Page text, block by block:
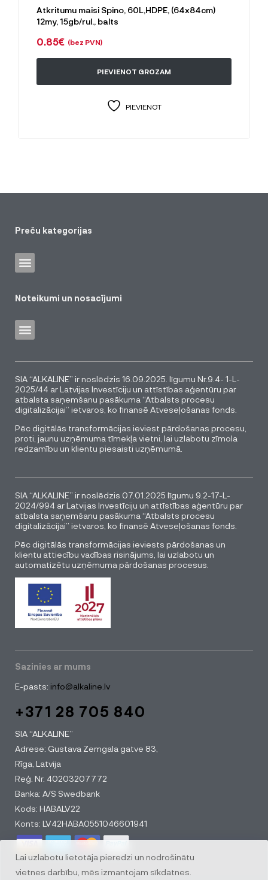
Atkritumu maisi Spino, 60L,HDPE, (64x84cm)
12my, 15gb/rul., balts
0.85€ (bez PVN)
PIEVIENOT GROZAM
PIEVIENOT
Lai uzlabotu lietotāja pieredzi un nodrošinātu
vietnes darbību, mēs izmantojam sīkdatnes.
Preču kategorijas
Noteikumi un nosacījumi
SIA “ALKALINE” ir noslēdzis 16.09.2025. līgumu Nr.9.4- 1-L-
2025/44 ar Latvijas Investīciju un attīstības aģentūru par
atbalsta saņemšanu pasākuma “Atbalsts procesu
digitalizācijai” ietvaros, ko finansē Atveseļošanas fonds.
Pēc digitālās transformācijas ieviest pārdošanas procesu,
proti, jaunu uzņēmuma tīmekļa vietni, lai uzlabotu zīmola
redzamību un klientu piesaisti uzņēmumā.
SIA “ALKALINE” ir noslēdzis 07.01.2025 līgumu 9.2-17-L-
2024/994 ar Latvijas Investīciju un attīstības aģentūru par
atbalsta saņemšanu pasākuma “Atbalsts procesu
digitalizācijai” ietvaros, ko finansē Atveseļošanas fonds.
Pēc digitālās transformācijas ieviests pārdošanas un
klientu attiecību vadības risinājums, lai uzlabotu un
automatizētu uzņēmuma pārdošanas procesus.
Sazinies ar mums
E-pasts: info@alkaline.lv
+371 28 705 840
SIA “ALKALINE”
Adrese: Gustava Zemgala gatve 83,
Rīga, Latvija
Reģ. Nr. 40203207772
Banka: A/S Swedbank
Kods: HABALV22
Konts: LV42HABA0551046601941